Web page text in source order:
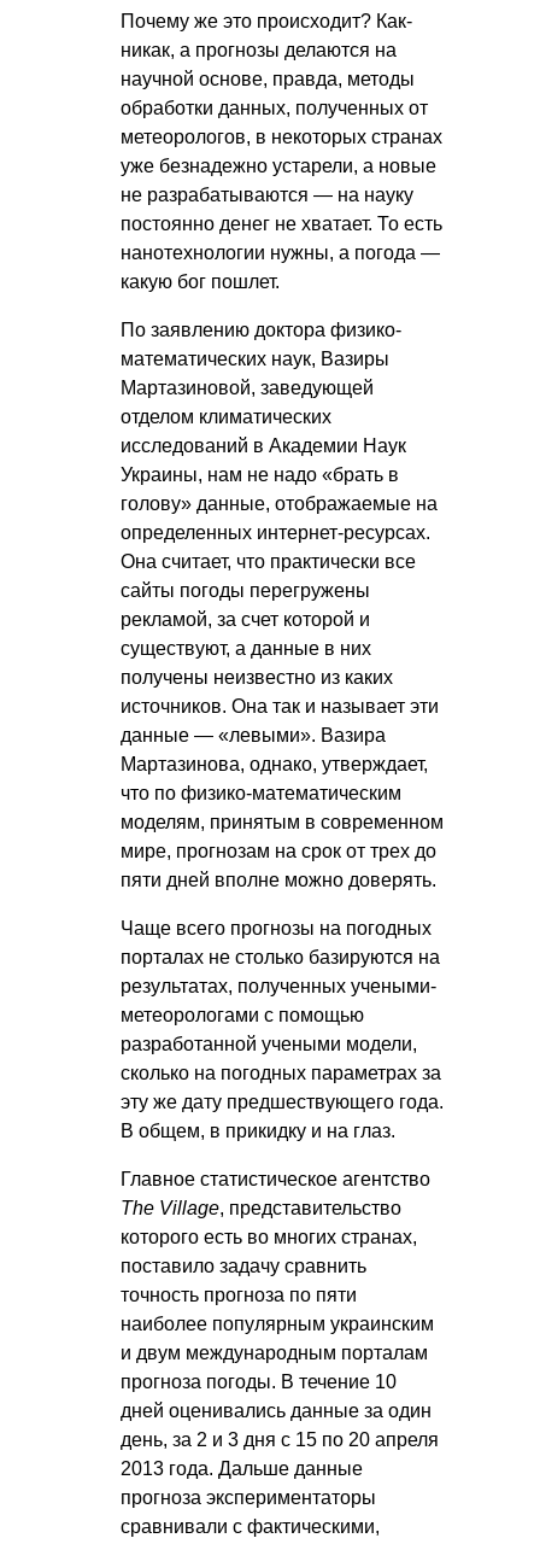
Почему же это происходит? Как-
никак, а прогнозы делаются на
научной основе, правда, методы
обработки данных, полученных от
метеорологов, в некоторых странах
уже безнадежно устарели, а новые
не разрабатываются — на науку
постоянно денег не хватает. То есть
нанотехнологии нужны, а погода —
какую бог пошлет.
По заявлению доктора физико-
математических наук, Вазиры
Мартазиновой, заведующей
отделом климатических
исследований в Академии Наук
Украины, нам не надо «брать в
голову» данные, отображаемые на
определенных интернет-ресурсах.
Она считает, что практически все
сайты погоды перегружены
рекламой, за счет которой и
существуют, а данные в них
получены неизвестно из каких
источников. Она так и называет эти
данные — «левыми». Вазира
Мартазинова, однако, утверждает,
что по физико-математическим
моделям, принятым в современном
мире, прогнозам на срок от трех до
пяти дней вполне можно доверять.
Чаще всего прогнозы на погодных
порталах не столько базируются на
результатах, полученных учеными-
метеорологами с помощью
разработанной учеными модели,
сколько на погодных параметрах за
эту же дату предшествующего года.
В общем, в прикидку и на глаз.
Главное статистическое агентство
The Village, представительство
которого есть во многих странах,
поставило задачу сравнить
точность прогноза по пяти
наиболее популярным украинским
и двум международным порталам
прогноза погоды. В течение 10
дней оценивались данные за один
день, за 2 и 3 дня с 15 по 20 апреля
2013 года. Дальше данные
прогноза экспериментаторы
сравнивали с фактическими,